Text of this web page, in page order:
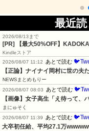
最近
2026/08/13まで
[PR] 【最大50%OFF】
Kindleストア
2026/08/07 11:12
あとで読む
【正論】ナイナイ岡村に世の夫
NEWSまとめもりー
2026/08/07 08:03
あとで読む
【画像】女子高生「え待って、
まにゅそく
2026/08/07 11:39
あとで読む
大卒初任給、平均27.1万